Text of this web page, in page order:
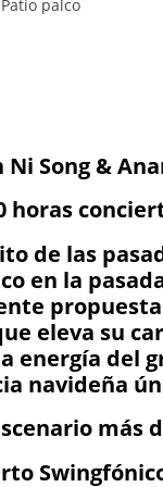
Patio palco